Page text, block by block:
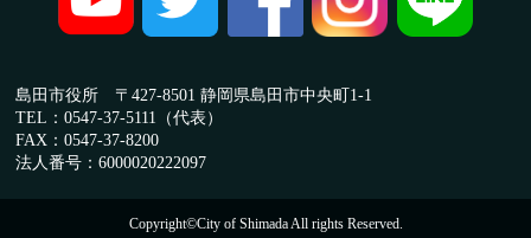
島田市役所 〒427-8501 静岡県島田市中央町1-1
TEL：0547-37-5111（代表）
FAX：0547-37-8200
法人番号：6000020222097
Copyright©City of Shimada All rights Reserved.